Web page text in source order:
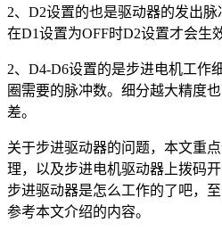
2、D2设置的也是驱动器的发出
在D1设置为OFF时D2设置才会生效
2、D4-D6设置的是步进电机工作
圈需要的脉冲数。细分越大精度
差。
关于步进驱动器的问题，本文重
理，以及步进电机驱动器上拨码
步进驱动器是怎么工作的了吧，
参考本文介绍的内容。